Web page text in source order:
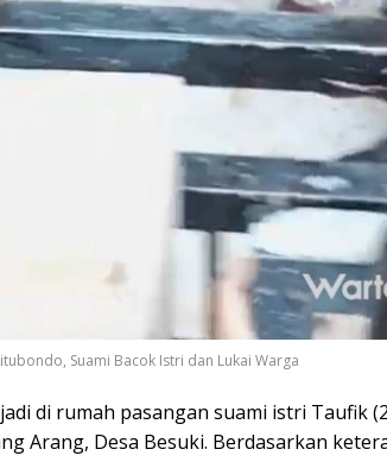
Suami Bacok Istri dan Lukai Warga
di rumah pasangan suami istri Taufik
Arang, Desa Besuki. Berdasarkan